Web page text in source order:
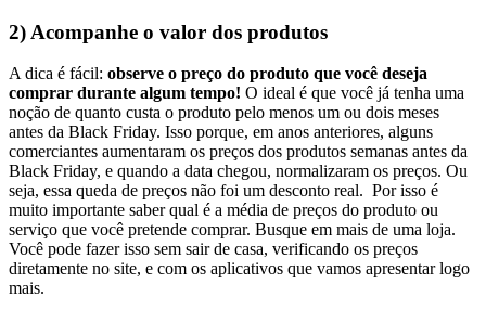
2) Acompanhe o valor dos produtos
A dica é fácil: observe o preço do produto que você deseja
comprar durante algum tempo! O ideal é que você já tenha uma
noção de quanto custa o produto pelo menos um ou dois meses
antes da Black Friday. Isso porque, em anos anteriores, alguns
comerciantes aumentaram os preços dos produtos semanas antes da
Black Friday, e quando a data chegou, normalizaram os preços. Ou
seja, essa queda de preços não foi um desconto real. Por isso é
muito importante saber qual é a média de preços do produto ou
serviço que você pretende comprar. Busque em mais de uma loja.
Você pode fazer isso sem sair de casa, verificando os preços
diretamente no site, e com os aplicativos que vamos apresentar logo
mais.